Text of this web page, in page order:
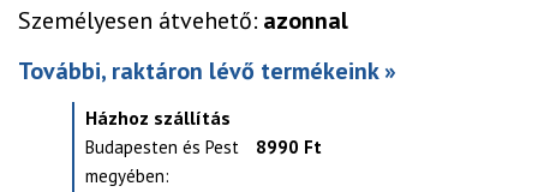
Személyesen átvehető: azonnal
További, raktáron lévő termékeink »
Házhoz szállítás
Budapesten és Pest
megyében:
8990 Ft